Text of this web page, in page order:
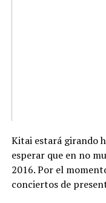
Kitai estará girando
esperar que en no
2016. Por el
conciertos de